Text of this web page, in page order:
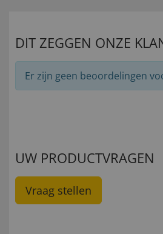
DIT ZEGGEN ONZE
Er zijn geen beoordelingen
UW PRODUCTVRAGEN
Vraag stellen